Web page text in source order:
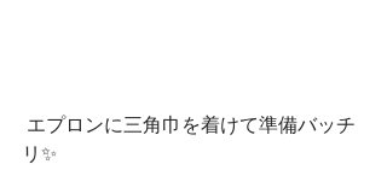
リ✨